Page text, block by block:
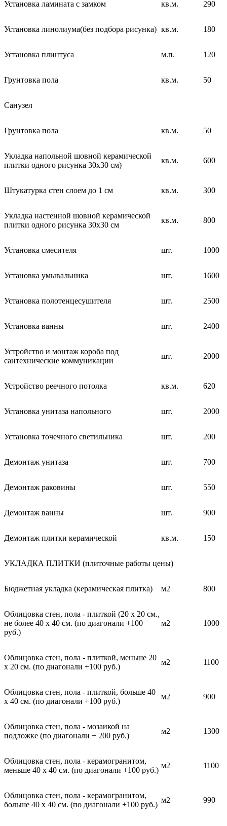
Установка ламината с замком кв.м. 290
Установка линолиума(без подбора рисунка) кв.м. 180
Установка плинтуса м.п. 120
Грунтовка пола кв.м. 50
Санузел
Грунтовка пола кв.м. 50
Укладка напольной шовной керамической
плитки одного рисунка 30х30 см)
кв.м. 600
Штукатурка стен слоем до 1 см кв.м. 300
Укладка настенной шовной керамической
плитки одного рисунка 30х30 см
кв.м. 800
Установка смесителя шт. 1000
Установка умывальника шт. 1600
Установка полотенцесушителя шт. 2500
Установка ванны шт. 2400
Устройство и монтаж короба под
сантехнические коммуникации
шт. 2000
Устройство реечного потолка кв.м. 620
Установка унитаза напольного шт. 2000
Установка точечного светильника шт. 200
Демонтаж унитаза шт. 700
Демонтаж раковины шт. 550
Демонтаж ванны шт. 900
Демонтаж плитки керамической кв.м. 150
УКЛАДКА ПЛИТКИ (плиточные работы цены)
Бюджетная укладка (керамическая плитка) м2 800
Облицовка стен, пола - плиткой (20 х 20 см.,
не более 40 х 40 см. (по диагонали +100
руб.)
м2 1000
Облицовка стен, пола - плиткой, меньше 20
х 20 см. (по диагонали +100 руб.)
м2 1100
Облицовка стен, пола - плиткой, больше 40
х 40 см. (по диагонали +100 руб.)
м2 900
Облицовка стен, пола - мозаикой на
подложке (по диагонали + 200 руб.)
м2 1300
Облицовка стен, пола - керамогранитом,
меньше 40 х 40 см. (по диагонали +100 руб.)
м2 1100
Облицовка стен, пола - керамогранитом,
больше 40 х 40 см. (по диагонали +100 руб.)
м2 990